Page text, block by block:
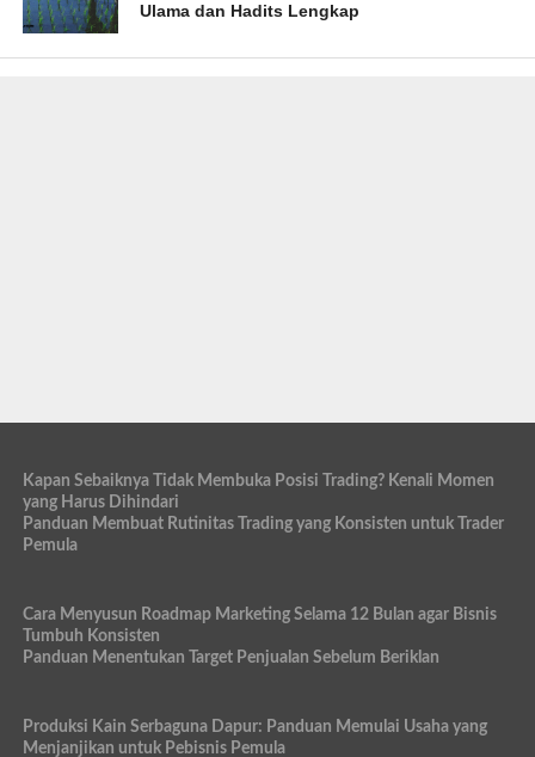
Ulama dan Hadits Lengkap
Kapan Sebaiknya Tidak Membuka Posisi Trading? Kenali Momen
yang Harus Dihindari
Panduan Membuat Rutinitas Trading yang Konsisten untuk Trader
Pemula
Cara Menyusun Roadmap Marketing Selama 12 Bulan agar Bisnis
Tumbuh Konsisten
Panduan Menentukan Target Penjualan Sebelum Beriklan
Produksi Kain Serbaguna Dapur: Panduan Memulai Usaha yang
Menjanjikan untuk Pebisnis Pemula